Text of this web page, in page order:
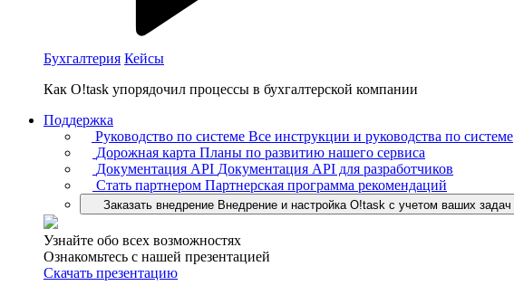
Бухгалтерия Кейсы
Как O!task упорядочил процессы в бухгалтерской компании
Поддержка
Руководство по системе Все инструкции и руководства по системе
Дорожная карта Планы по развитию нашего сервиса
Документация API Документация API для разработчиков
Стать партнером Партнерская программа рекомендаций
Заказать внедрение Внедрение и настройка O!task с учетом ваших задач
Узнайте обо всех возможностях
Ознакомьтесь с нашей презентацией
Скачать презентацию